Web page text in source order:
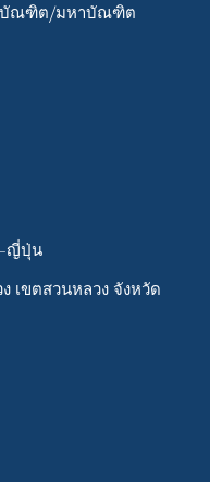
บัณฑิต/มหาบัณฑิต
ญี่ปุ่น
เขตสวนหลวง จังหวัด